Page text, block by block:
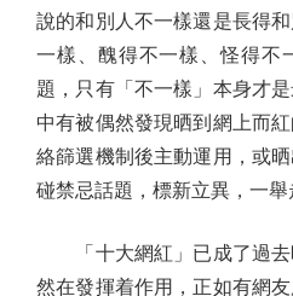
說的和別人不一樣還是長得
一樣、醜得不一樣、怪得不
題，只有「不一樣」本身才
中有被偶然發現晒到網上而
絡篩選機制後主動運用，或
碰禁忌話題，標新立異，一舉
「十大網紅」已成了過去
然在發揮着作用，正如有網